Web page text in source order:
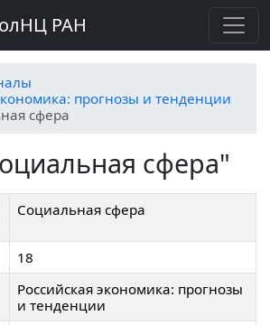
РАН
прогнозы и тенденции
сфера
сфера"
Социальная сфера
18
Российская экономика: прогнозы
и тенденции